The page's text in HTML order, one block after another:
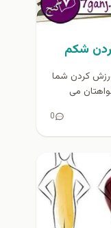
شكم
ورزش کردن شما
می
0